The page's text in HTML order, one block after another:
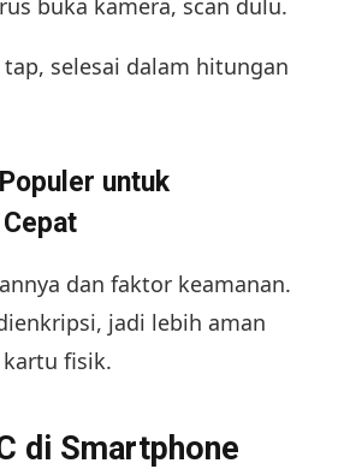
selesai dalam hitungan
untuk
dan faktor keamanan.
jadi lebih aman
fisik.
di Smartphone